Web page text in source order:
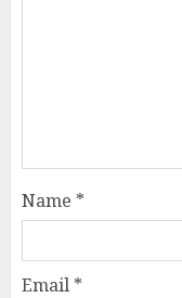
Name *
Email *